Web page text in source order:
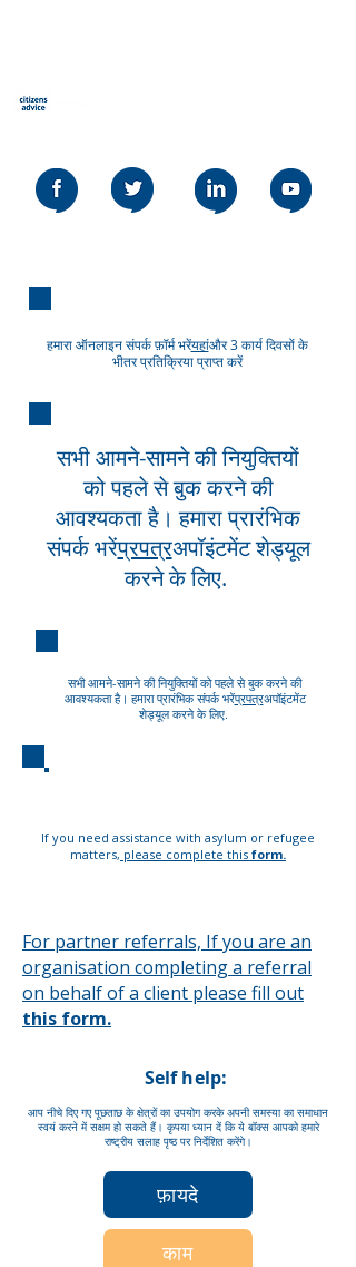
हमारा ऑनलाइन संपर्क फ़ॉर्म भरेंयहांऔर 3 कार्य दिवसों के
भीतर प्रतिक्रिया प्राप्त करें
सभी आमने-सामने की नियुक्तियों
को पहले से बुक करने की
आवश्यकता है। हमारा प्रारंभिक
संपर्क भरेंप्रपत्रअपॉइंटमेंट शेड्यूल
करने के लिए.
सभी आमने-सामने की नियुक्तियों को पहले से बुक करने की
आवश्यकता है। हमारा प्रारंभिक संपर्क भरेंप्रपत्रअपॉइंटमेंट
शेड्यूल करने के लिए.
If you need assistance with asylum or refugee
matters, please complete this form.
For partner referrals, If you are an
organisation completing a referral
on behalf of a client please fill out
this form.
Self help:
आप नीचे दिए गए पूछताछ के क्षेत्रों का उपयोग करके अपनी समस्या का समाधान
स्वयं करने में सक्षम हो सकते हैं। कृपया ध्यान दें कि ये बॉक्स आपको हमारे
राष्ट्रीय सलाह पृष्ठ पर निर्देशित करेंगे।
फ़ायदे
काम